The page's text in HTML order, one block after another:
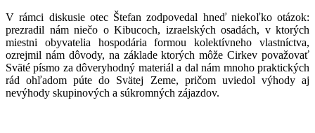
V rámci diskusie otec Štefan zodpovedal hneď niekoľko otázok:
prezradil nám niečo o Kibucoch, izraelských osadách, v ktorých
miestni obyvatelia hospodária formou kolektívneho vlastníctva,
ozrejmil nám dôvody, na základe ktorých môže Cirkev považovať
Sväté písmo za dôveryhodný materiál a dal nám mnoho praktických
rád ohľadom púte do Svätej Zeme, pričom uviedol výhody aj
nevýhody skupinových a súkromných zájazdov.